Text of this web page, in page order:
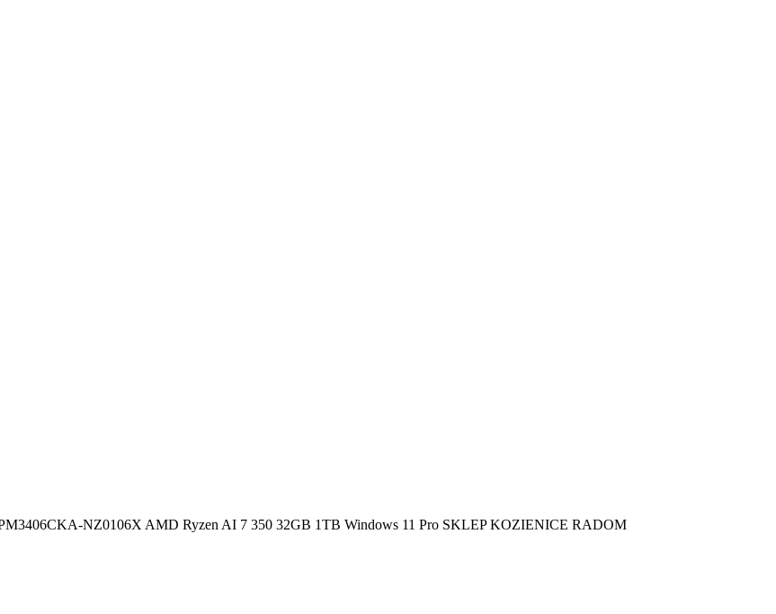
NZ0106X AMD Ryzen AI 7 350 32GB 1TB Windows 11 Pro SKLEP KOZIENICE RADOM